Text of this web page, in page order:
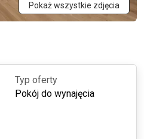
Pokaż wszystkie zdjęcia
Typ oferty
Pokój do wynajęcia